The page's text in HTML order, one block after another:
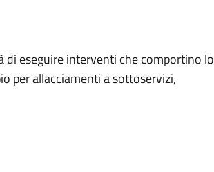
di eseguire interventi che comportino lo
per allacciamenti a sottoservizi,